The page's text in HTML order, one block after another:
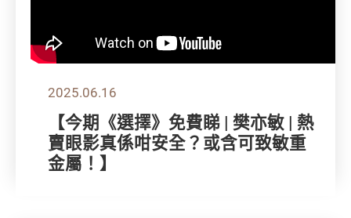
2025.06.16
【今期《選擇》免費睇 | 樊亦敏 | 熱
賣眼影真係咁安全？或含可致敏重
金屬！】